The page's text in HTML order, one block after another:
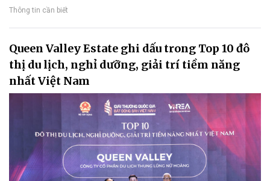
Thông tin cần biết
Queen Valley Estate ghi dấu trong Top 10 đô
thị du lịch, nghỉ dưỡng, giải trí tiềm năng
nhất Việt Nam